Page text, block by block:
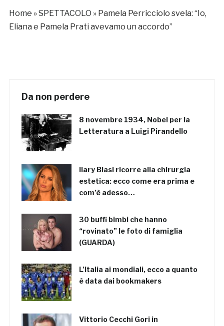
Home »SPETTACOLO » Pamela Perricciolo svela: “Io,
Eliana e Pamela Prati avevamo un accordo”
Da non perdere
8 novembre 1934, Nobel per la
Letteratura a Luigi Pirandello
Ilary Blasi ricorre alla chirurgia
estetica: ecco come era prima e
com’è adesso…
30 buffi bimbi che hanno
“rovinato” le foto di famiglia
(GUARDA)
L’Italia ai mondiali, ecco a quanto
è data dai bookmakers
Vittorio Cecchi Gori in